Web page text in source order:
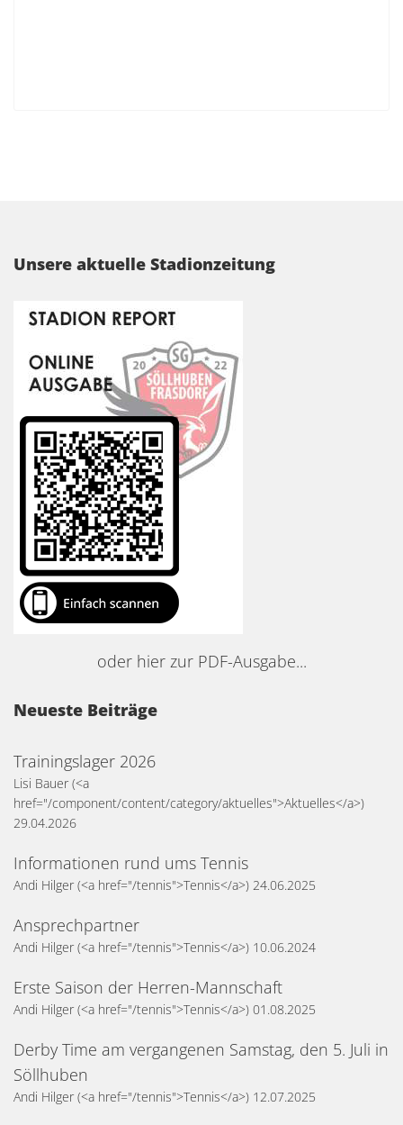
Unsere aktuelle Stadionzeitung
oder hier zur PDF-Ausgabe...
Neueste Beiträge
Trainingslager 2026
Lisi Bauer (<a
href="/component/content/category/aktuelles">Aktuelles</a>)
29.04.2026
Informationen rund ums Tennis
Andi Hilger (<a href="/tennis">Tennis</a>) 24.06.2025
Ansprechpartner
Andi Hilger (<a href="/tennis">Tennis</a>) 10.06.2024
Erste Saison der Herren-Mannschaft
Andi Hilger (<a href="/tennis">Tennis</a>) 01.08.2025
Derby Time am vergangenen Samstag, den 5. Juli in
Söllhuben
Andi Hilger (<a href="/tennis">Tennis</a>) 12.07.2025